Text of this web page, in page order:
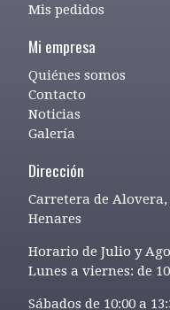
Mis pedidos
Mi empresa
Quiénes somos
Contacto
Noticias
Galería
Dirección
Carretera de Alovera,
Henares
Horario de Julio y
Lunes a viernes: de
Sábados de 10:00 a